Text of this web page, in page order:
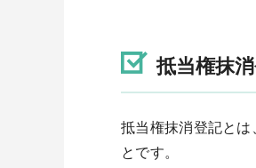
抵当権抹
抵当権抹消登記と
とです。